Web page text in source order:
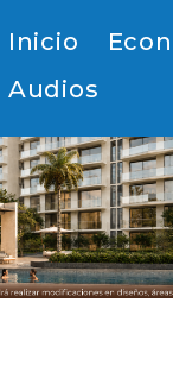
Navegación
Inicio
Audios